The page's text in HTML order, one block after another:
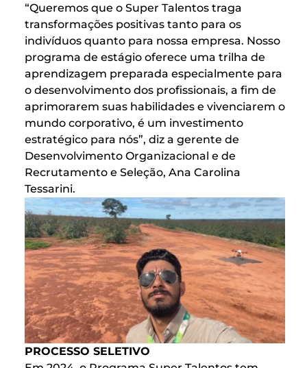
“Queremos que o Super Talentos traga
transformações positivas tanto para os
indivíduos quanto para nossa empresa. Nosso
programa de estágio oferece uma trilha de
aprendizagem preparada especialmente para
o desenvolvimento dos profissionais, a fim de
aprimorarem suas habilidades e vivenciarem o
mundo corporativo, é um investimento
estratégico para nós”, diz a gerente de
Desenvolvimento Organizacional e de
Recrutamento e Seleção, Ana Carolina
Tessarini.
PROCESSO SELETIVO